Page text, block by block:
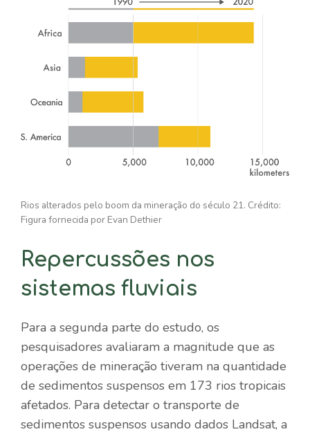
Rios alterados pelo boom da mineração do século 21. Crédito:
Figura fornecida por Evan Dethier
Repercussões nos
sistemas fluviais
Para a segunda parte do estudo, os
pesquisadores avaliaram a magnitude que as
operações de mineração tiveram na quantidade
de sedimentos suspensos em 173 rios tropicais
afetados. Para detectar o transporte de
sedimentos suspensos usando dados Landsat, a